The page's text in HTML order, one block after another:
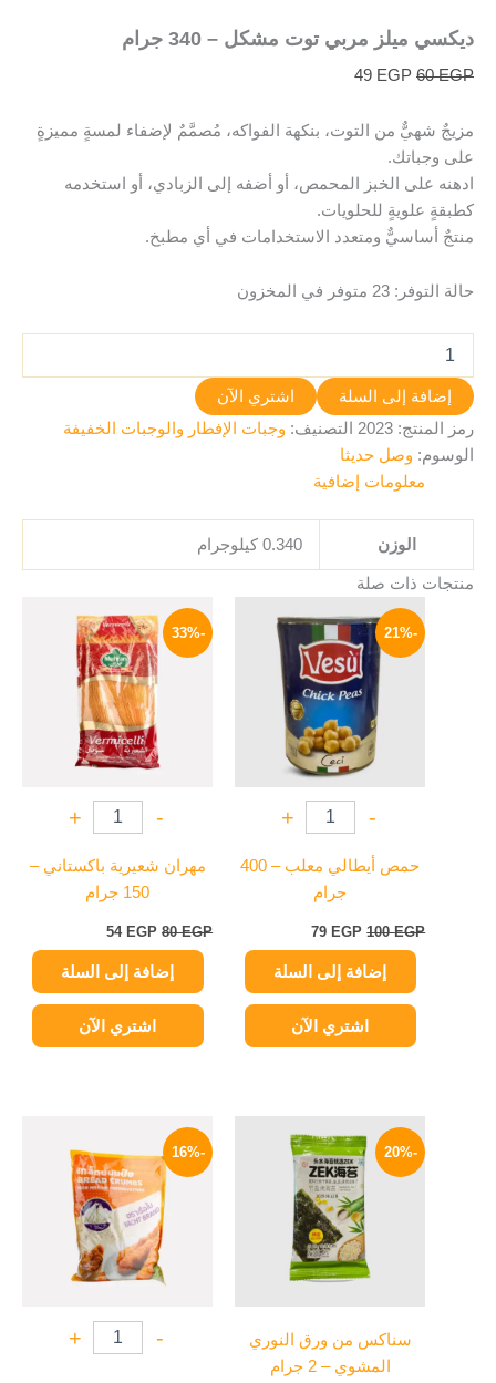
ديكسي ميلز مربي توت مشكل – 340 جرام
60EGP
49 EGP
مزيجٌ شهيٌّ من التوت، بنكهة الفواكه، مُصمَّمٌ لإضفاء لمسةٍ مميزةٍ
على وجباتك.
ادهنه على الخبز المحمص، أو أضفه إلى الزبادي، أو استخدمه
كطبقةٍ علويةٍ للحلويات.
منتجٌ أساسيٌّ ومتعدد الاستخدامات في أي مطبخ.
حالة التوفر: 23 متوفر في المخزون
إضافة إلى السلة
اشتري الآن
رمز المنتج: 2023 التصنيف: وجبات الإفطار والوجبات الخفيفة
الوسوم: وصل حديثا
معلومات إضافية
الوزن 0.340 كيلوجرام
منتجات ذات صلة
-21%
-
+
حمص أيطالي معلب – 400
جرام
100EGP
الأصلي
هو:
100 EGP.
79 EGP
الحالي
هو:
79 EGP.
إضافة إلى السلة
اشتري الآن
-33%
-
+
مهران شعيرية باكستاني –
150 جرام
80EGP
الأصلي
هو:
80 EGP.
54 EGP
الحالي
هو:
54 EGP.
إضافة إلى السلة
اشتري الآن
-20%
سناكس من ورق النوري
المشوي – 2 جرام
الأصلي
هو:
80 EGP.
الحالي
هو:
64 EGP.
هناك
العديد
من
اختيار
الخيارات
-16%
-
+
هو:
320 EGP.
هو:
269 EGP.